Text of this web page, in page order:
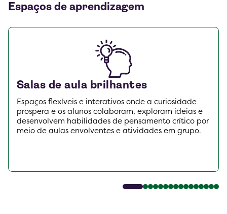
Espaços de aprendizagem
Salas de aula brilhantes
Espaços flexíveis e interativos onde a curiosidade
prospera e os alunos colaboram, exploram ideias e
desenvolvem habilidades de pensamento crítico por
meio de aulas envolventes e atividades em grupo.